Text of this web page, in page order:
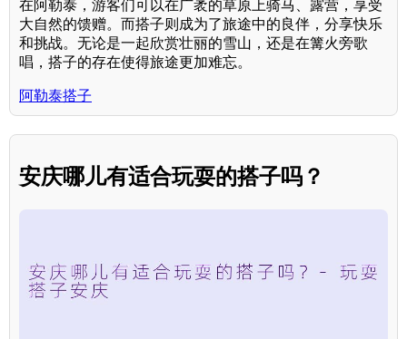
在阿勒泰，游客们可以在广袤的草原上骑马、露营，享受
大自然的馈赠。而搭子则成为了旅途中的良伴，分享快乐
和挑战。无论是一起欣赏壮丽的雪山，还是在篝火旁歌
唱，搭子的存在使得旅途更加难忘。
阿勒泰搭子
安庆哪儿有适合玩耍的搭子吗？